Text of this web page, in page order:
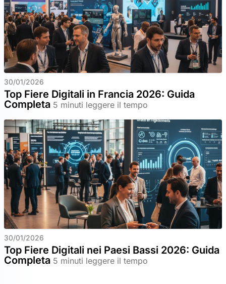
30/01/2026
Top Fiere Digitali in Francia 2026: Guida
Completa 5 minuti leggere il tempo
30/01/2026
Top Fiere Digitali nei Paesi Bassi 2026: Guida
Completa 5 minuti leggere il tempo